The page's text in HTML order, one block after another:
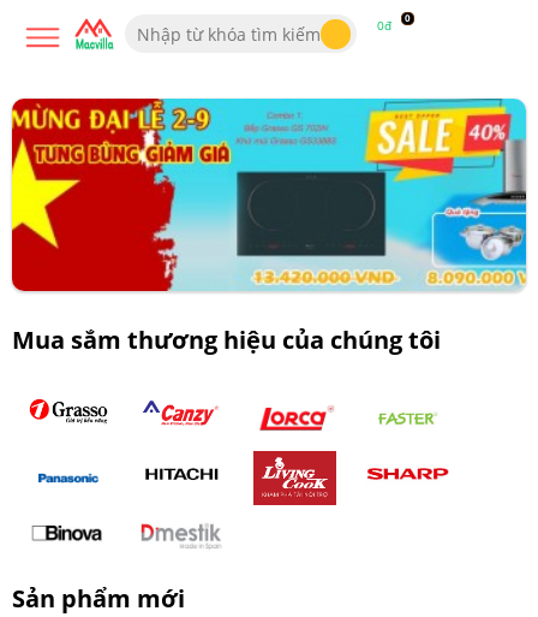
0
0đ
Mua sắm thương hiệu của chúng tôi
Sản phẩm mới